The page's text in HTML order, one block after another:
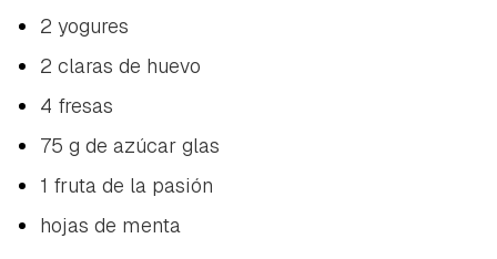
2 yogures
2 claras de huevo
4 fresas
75 g de azúcar glas
1 fruta de la pasión
hojas de menta